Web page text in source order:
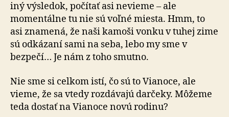
iný výsledok, počítať asi nevieme – ale
momentálne tu nie sú voľné miesta. Hmm, to
asi znamená, že naši kamoši vonku v tuhej zime
sú odkázaní sami na seba, lebo my sme v
bezpečí… Je nám z toho smutno.
Nie sme si celkom istí, čo sú to Vianoce, ale
vieme, že sa vtedy rozdávajú darčeky. Môžeme
teda dostať na Vianoce novú rodinu?